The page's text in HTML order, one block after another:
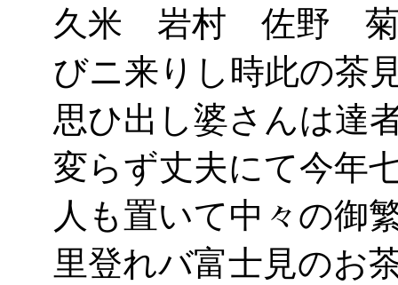
久米 岩村 佐野 菊
びニ来りし時此の茶
思ひ出し婆さんは達
変らず丈夫にて今年
人も置いて中々の御
里登れバ富士見のお